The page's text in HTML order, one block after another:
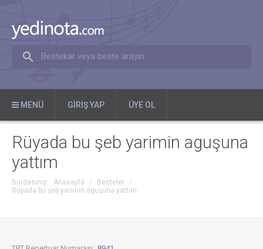
Bestekar veya beste arayın
MENÜ GIRIŞ YAP ÜYE OL
Rüyada bu şeb yarimin aguşuna
yattım
Burdasınız: Anasayfa / Besteler
/
Rüyada bu şeb yarimin aguşuna yattım